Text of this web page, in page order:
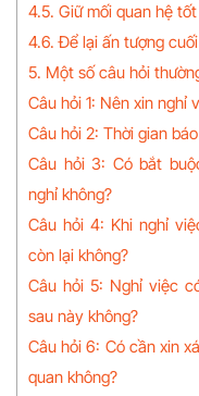
4.5. Giữ mối quan hệ
4.6. Để lại ấn tượng
5. Một số câu hỏi
Câu hỏi 1: Nên xin nghỉ
Câu hỏi 2: Thời gian
Câu hỏi 3: Có bắt
nghỉ không?
Câu hỏi 4: Khi nghỉ
còn lại không?
Câu hỏi 5: Nghỉ việc
sau này không?
Câu hỏi 6: Có cần xin
quan không?